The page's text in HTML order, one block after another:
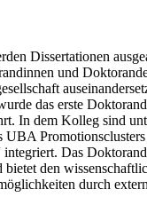
Dissertationen
und
das erste
In dem Kolleg sind
UBA
integriert. Das
den
durch